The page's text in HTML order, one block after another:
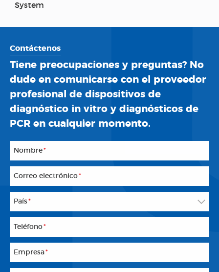
Contáctenos
Tiene preocupaciones y preguntas? No
dude en comunicarse con el proveedor
profesional de dispositivos de
diagnóstico in vitro y diagnósticos de
PCR en cualquier momento.
Nombre*
Correo electrónico*
País *
Teléfono*
Empresa*